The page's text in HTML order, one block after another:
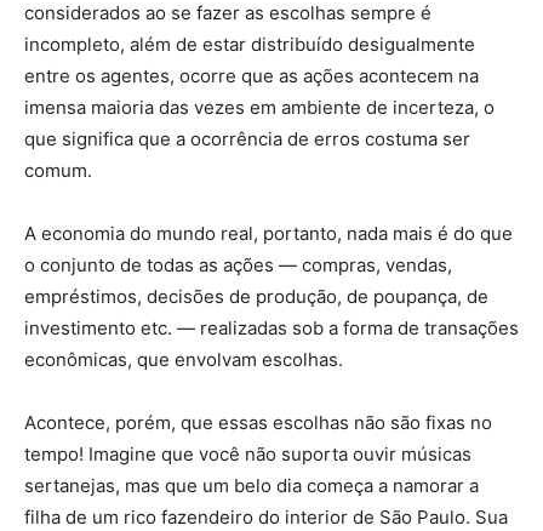
considerados ao se fazer as escolhas sempre é
incompleto, além de estar distribuído desigualmente
entre os agentes, ocorre que as ações acontecem na
imensa maioria das vezes em ambiente de incerteza, o
que significa que a ocorrência de erros costuma ser
comum.
A economia do mundo real, portanto, nada mais é do que
o conjunto de todas as ações — compras, vendas,
empréstimos, decisões de produção, de poupança, de
investimento etc. — realizadas sob a forma de transações
econômicas, que envolvam escolhas.
Acontece, porém, que essas escolhas não são fixas no
tempo! Imagine que você não suporta ouvir músicas
sertanejas, mas que um belo dia começa a namorar a
filha de um rico fazendeiro do interior de São Paulo. Sua